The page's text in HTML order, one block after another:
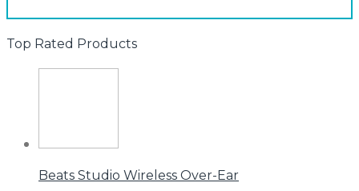
Top Rated Products
Beats Studio Wireless Over-Ear